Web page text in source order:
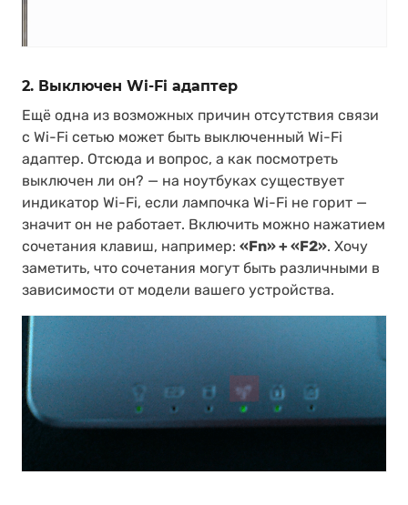
2. Выключен Wi-Fi адаптер
Ещё одна из возможных причин отсутствия связи
с Wi-Fi сетью может быть выключенный Wi-Fi
адаптер. Отсюда и вопрос, а как посмотреть
выключен ли он? — на ноутбуках существует
индикатор Wi-Fi, если лампочка Wi-Fi не горит —
значит он не работает. Включить можно нажатием
сочетания клавиш, например: «Fn» + «F2». Хочу
заметить, что сочетания могут быть различными в
зависимости от модели вашего устройства.